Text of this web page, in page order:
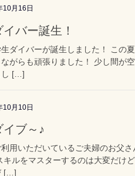
10月16日
バー誕生！
ダイバーが誕生しました！ この
がらも頑張りました！ 少し間が
し […]
10月10日
イブ～♪
用いただいているご夫婦のお父
キルをマスターするのは大変だけ
[…]